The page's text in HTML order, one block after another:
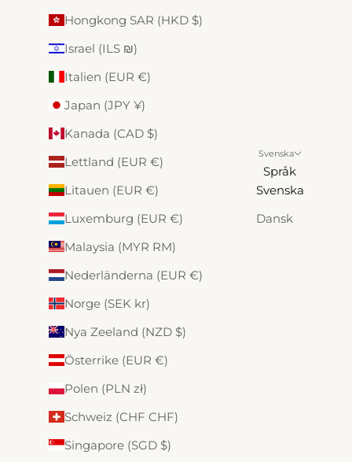
Hongkong SAR (HKD $)
Israel (ILS ₪)
Italien (EUR €)
Japan (JPY ¥)
Kanada (CAD $)
Lettland (EUR €)
Litauen (EUR €)
Luxemburg (EUR €)
Malaysia (MYR RM)
Nederländerna (EUR €)
Norge (SEK kr)
Nya Zeeland (NZD $)
Österrike (EUR €)
Polen (PLN zł)
Schweiz (CHF CHF)
Singapore (SGD $)
Svenska
Språk
Svenska
Dansk